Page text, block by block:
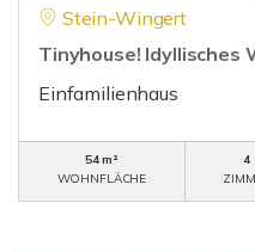
Stein-Wingert
Tinyhouse! Idyllisches
Einfamilienhaus
54 m²
WOHNFLÄCHE
4